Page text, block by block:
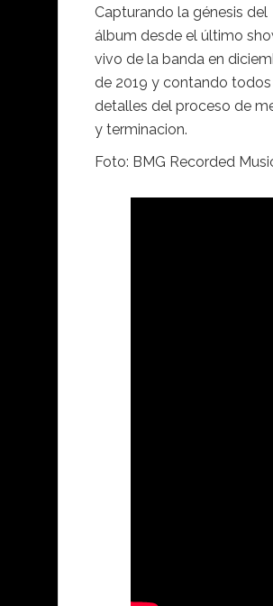
Capturando la génesis del
álbum desde el último
vivo de la banda en
de 2019 y contando
detalles del proceso de
y terminacion.
Foto: BMG Recorded